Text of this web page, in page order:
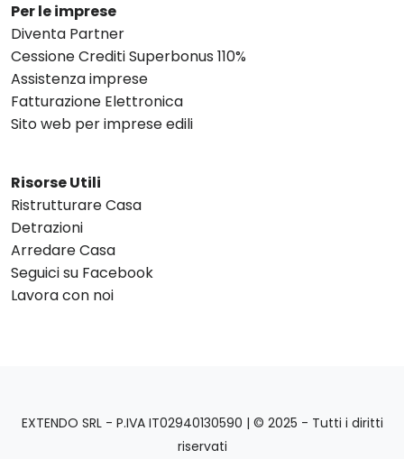
Per le imprese
Diventa Partner
Cessione Crediti Superbonus 110%
Assistenza imprese
Fatturazione Elettronica
Sito web per imprese edili
Risorse Utili
Ristrutturare Casa
Detrazioni
Arredare Casa
Seguici su Facebook
Lavora con noi
EXTENDO SRL - P.IVA IT02940130590 | © 2025 - Tutti i diritti
riservati